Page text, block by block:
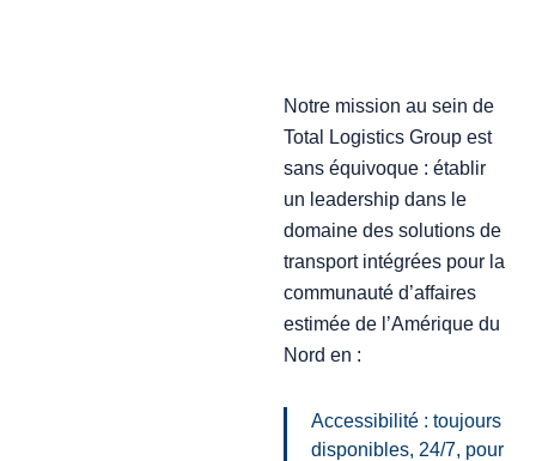
Notre mission au sein de
Total Logistics Group est
sans équivoque : établir
un leadership dans le
domaine des solutions de
transport intégrées pour la
communauté d’affaires
estimée de l’Amérique du
Nord en :
Accessibilité : toujours
disponibles, 24/7, pour